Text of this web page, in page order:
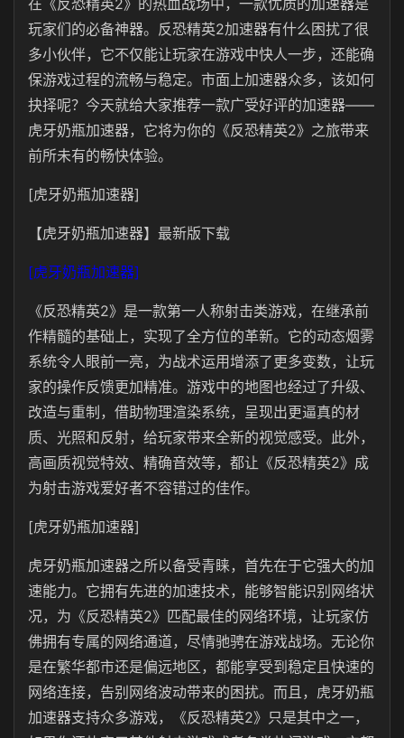
在《反恐精英2》的热血战场中，一款优质的加速器是
玩家们的必备神器。反恐精英2加速器有什么困扰了很
多小伙伴，它不仅能让玩家在游戏中快人一步，还能确
保游戏过程的流畅与稳定。市面上加速器众多，该如何
抉择呢？今天就给大家推荐一款广受好评的加速器——
虎牙奶瓶加速器，它将为你的《反恐精英2》之旅带来
前所未有的畅快体验。
[虎牙奶瓶加速器]
【虎牙奶瓶加速器】最新版下载
[虎牙奶瓶加速器]
《反恐精英2》是一款第一人称射击类游戏，在继承前
作精髓的基础上，实现了全方位的革新。它的动态烟雾
系统令人眼前一亮，为战术运用增添了更多变数，让玩
家的操作反馈更加精准。游戏中的地图也经过了升级、
改造与重制，借助物理渲染系统，呈现出更逼真的材
质、光照和反射，给玩家带来全新的视觉感受。此外，
高画质视觉特效、精确音效等，都让《反恐精英2》成
为射击游戏爱好者不容错过的佳作。
[虎牙奶瓶加速器]
虎牙奶瓶加速器之所以备受青睐，首先在于它强大的加
速能力。它拥有先进的加速技术，能够智能识别网络状
况，为《反恐精英2》匹配最佳的网络环境，让玩家仿
佛拥有专属的网络通道，尽情驰骋在游戏战场。无论你
是在繁华都市还是偏远地区，都能享受到稳定且快速的
网络连接，告别网络波动带来的困扰。而且，虎牙奶瓶
加速器支持众多游戏，《反恐精英2》只是其中之一，